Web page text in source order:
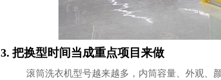
3. 把换型时间当成重点项目来做
滚筒洗衣机型号越来越多，内筒容量、外观、